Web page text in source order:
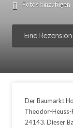
Fotos hinzufügen
Eine
Der Baumarkt
Theodor-Heuss-
24143. Dieser